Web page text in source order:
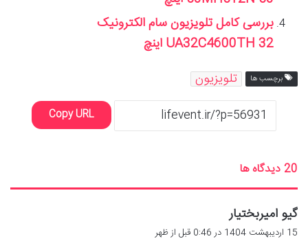
بررسی کامل تلویزیون سام الکترونیک
UA32C4600TH 32 اینچ
برچسب ها تلویزیون
Copy URL
‫20 دیدگاه ها
گیو امیربختیار
ف
15 اردیبهشت 1404 در 0:46 قبل از ظهر